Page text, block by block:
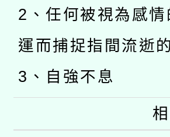
2、任何被視為感
運而捕捉指間流逝
3、自強不息